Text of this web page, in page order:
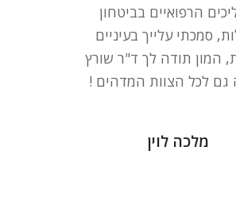
הרפואיים בביטחון
סמכתי עלייך בעיניים
המון תודה לך ד"ר שורץ
גם לכל הצוות המדהים !
מלכה לוין